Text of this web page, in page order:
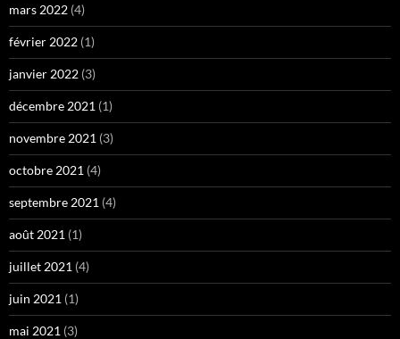
mars 2022 (4)
février 2022 (1)
janvier 2022 (3)
décembre 2021 (1)
novembre 2021 (3)
octobre 2021 (4)
septembre 2021 (4)
août 2021 (1)
juillet 2021 (4)
juin 2021 (1)
mai 2021 (3)